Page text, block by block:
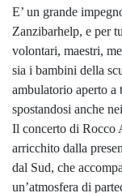
E’ un grande
Zanzibarhelp, e per
volontari, maestri,
sia i bambini della
ambulatorio aperto a
spostandosi anche
Il concerto di Rocco
arricchito dalla
dal Sud, che
un’atmosfera di